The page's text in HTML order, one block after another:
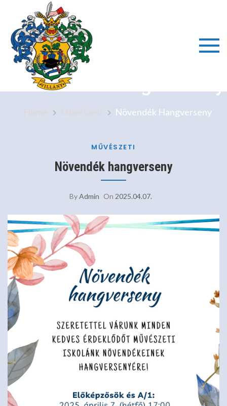
content
Villányi
Iskola
Iskola
Növendék Hangverseny
Növendék Hangverseny
MŰVÉSZETI
Növendék hangverseny
ByAdmin On 2025.04.07.